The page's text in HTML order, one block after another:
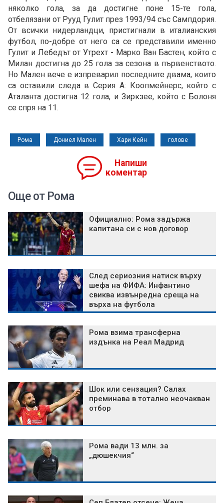
няколко гола, за да достигне поне 15-те гола,
отбелязани от Рууд Гулит през 1993/94 със Сампдория.
От всички нидерландци, пристигнали в италианския
футбол, по-добре от него са се представили именно
Гулит и Лебедът от Утрехт - Марко Ван Бастен, който с
Милан достигна до 25 гола за сезона в първенството.
Но Мален вече е изпреварил последните двама, които
са оставили следа в Серия А: Коопмейнерс, който с
Аталанта достигна 12 гола, и Зиркзее, който с Болоня
се спря на 11.
Рома Дониел Мален Хари Кейн голове
Напиши
коментар
Още от Рома
Официално: Рома задържа
капитана си с нов договор
След сериозния натиск върху
шефа на ФИФА: Инфантино
свиква извънредна среща на
върха на футбола
Рома взима трансферна
издънка на Реал Мадрид
Шок или сензация? Салах
преминава в тотално неочакван
отбор
Рома вади 13 млн. за
„дюшекчия“